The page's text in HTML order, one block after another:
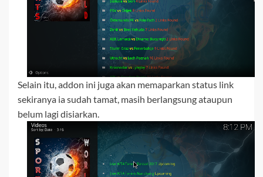
Selain itu, addon ini juga akan memaparkan status link
sekiranya ia sudah tamat, masih berlangsung ataupun
belum lagi disiarkan.